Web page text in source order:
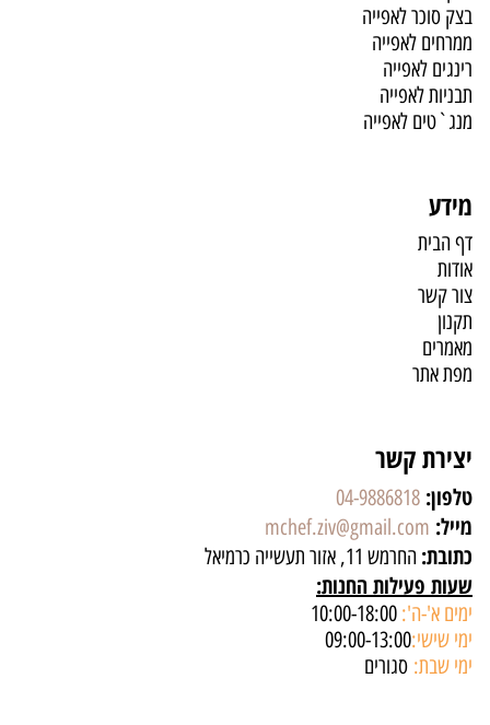
בצק סוכר לאפייה
ממרחים לאפייה
רינגים לאפייה
תבניות לאפייה
מנג`טים לאפייה
מידע
דף הבית
אודות
צור קשר
תקנון
מאמרים
מפת אתר
יצירת קשר
טלפון: 04-9886818
מייל: mchef.ziv@gmail.com
כתובת: החרמש 11, אזור תעשייה כרמיאל
שעות פעילות החנות:
ימים א'-ה':
ימי שישי:09:00-13:00
ימי שבת: סגורים